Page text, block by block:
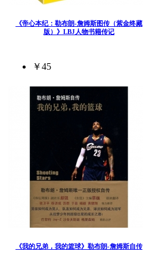
《帝心本纪：勒布朗-詹姆斯图传（紫金终藏
版）》LBJ人物书籍传记
￥45
《我的兄弟，我的篮球》勒布朗-詹姆斯自传